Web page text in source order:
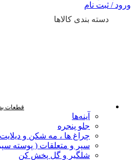
ورود / ثبت نام
دسته بندی کالاها
قطعات
آینه‌ها
جلو پنجره
چراغ‌ ها ، مه‌ شکن و دیلایت
سپر و متعلقات ( پوسته
شلگیر و گل‌ پخش‌ کن